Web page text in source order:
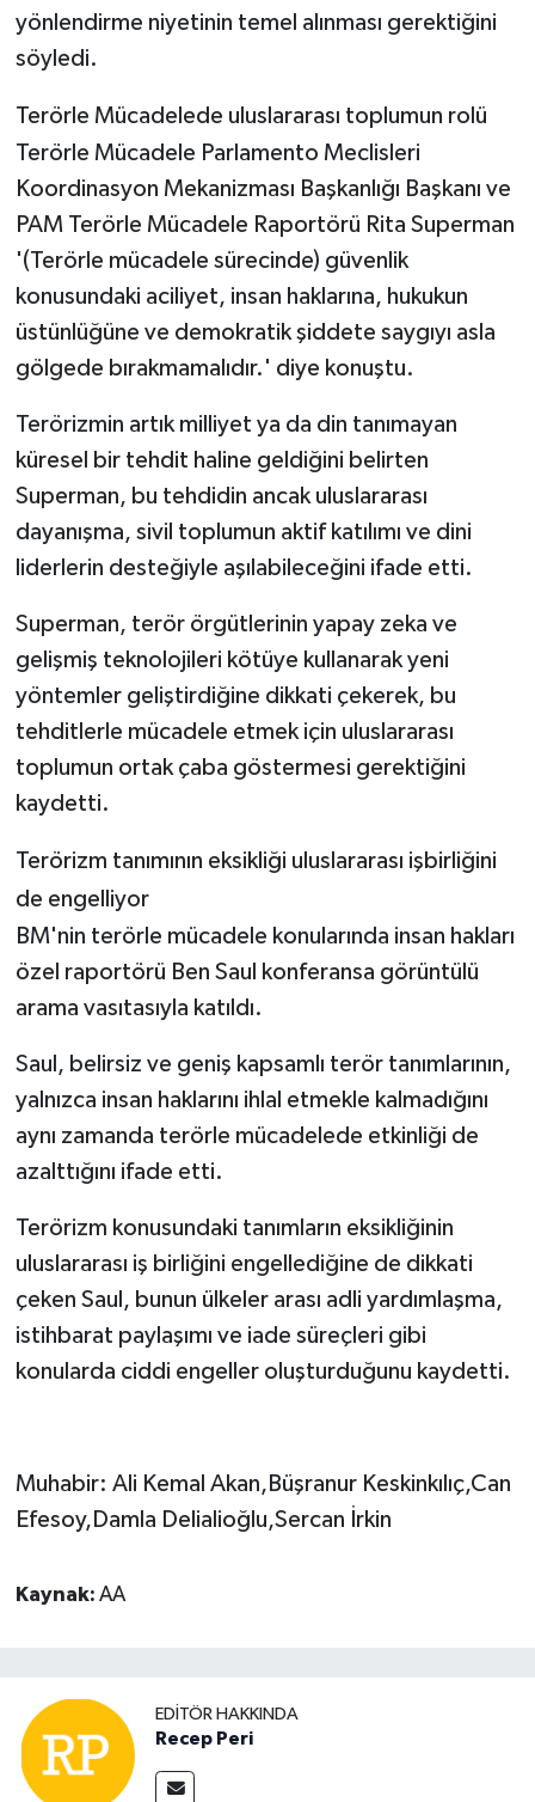
yönlendirme niyetinin temel alınması gerektiğini
söyledi.
Terörle Mücadelede uluslararası toplumun rolü
Terörle Mücadele Parlamento Meclisleri
Koordinasyon Mekanizması Başkanlığı Başkanı ve
PAM Terörle Mücadele Raportörü Rita Superman
'(Terörle mücadele sürecinde) güvenlik
konusundaki aciliyet, insan haklarına, hukukun
üstünlüğüne ve demokratik şiddete saygıyı asla
gölgede bırakmamalıdır.' diye konuştu.
Terörizmin artık milliyet ya da din tanımayan
küresel bir tehdit haline geldiğini belirten
Superman, bu tehdidin ancak uluslararası
dayanışma, sivil toplumun aktif katılımı ve dini
liderlerin desteğiyle aşılabileceğini ifade etti.
Superman, terör örgütlerinin yapay zeka ve
gelişmiş teknolojileri kötüye kullanarak yeni
yöntemler geliştirdiğine dikkati çekerek, bu
tehditlerle mücadele etmek için uluslararası
toplumun ortak çaba göstermesi gerektiğini
kaydetti.
Terörizm tanımının eksikliği uluslararası işbirliğini
de engelliyor
BM'nin terörle mücadele konularında insan hakları
özel raportörü Ben Saul konferansa görüntülü
arama vasıtasıyla katıldı.
Saul, belirsiz ve geniş kapsamlı terör tanımlarının,
yalnızca insan haklarını ihlal etmekle kalmadığını
aynı zamanda terörle mücadelede etkinliği de
azalttığını ifade etti.
Terörizm konusundaki tanımların eksikliğinin
uluslararası iş birliğini engellediğine de dikkati
çeken Saul, bunun ülkeler arası adli yardımlaşma,
istihbarat paylaşımı ve iade süreçleri gibi
konularda ciddi engeller oluşturduğunu kaydetti.
Muhabir: Ali Kemal Akan,Büşranur Keskinkılıç,Can
Efesoy,Damla Delialioğlu,Sercan İrkin
Kaynak: AA
EDITÖR HAKKINDA
Recep Peri